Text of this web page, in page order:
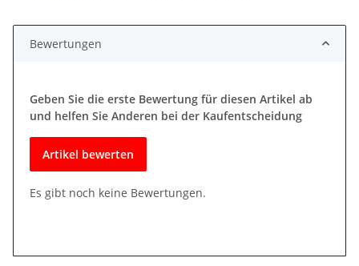
Bewertungen
Geben Sie die erste Bewertung für diesen Artikel ab
und helfen Sie Anderen bei der Kaufentscheidung
Artikel bewerten
Es gibt noch keine Bewertungen.